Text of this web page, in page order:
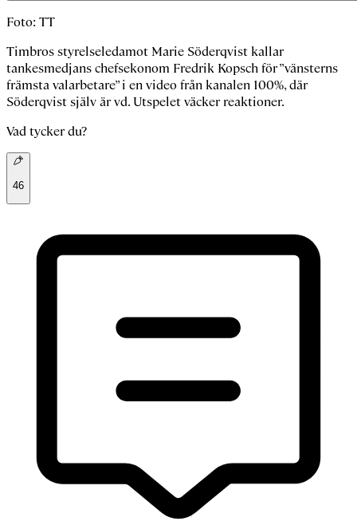
Foto: TT
Timbros styrelseledamot Marie Söderqvist kallar
tankesmedjans chefsekonom Fredrik Kopsch för ”vänsterns
främsta valarbetare” i en video från kanalen 100%, där
Söderqvist själv är vd. Utspelet väcker reaktioner.
Vad tycker du?
46